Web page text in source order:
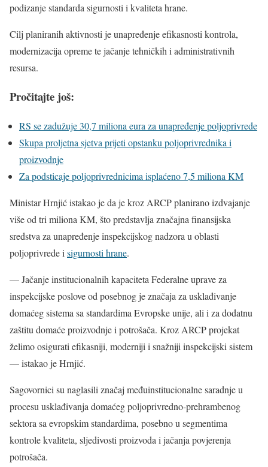
podizanje standarda sigurnosti i kvaliteta hrane.
Cilj planiranih aktivnosti je unapređenje efikasnosti kontrola,
modernizacija opreme te jačanje tehničkih i administrativnih
resursa.
Pročitajte još:
RS se zadužuje 30,7 miliona eura za unapređenje poljoprivrede
Skupa proljetna sjetva prijeti opstanku poljoprivrednika i
proizvodnje
Za podsticaje poljoprivrednicima isplaćeno 7,5 miliona KM
Ministar Hrnjić istakao je da je kroz ARCP planirano izdvajanje
više od tri miliona KM, što predstavlja značajna finansijska
sredstva za unapređenje inspekcijskog nadzora u oblasti
poljoprivrede i sigurnosti hrane.
— Jačanje institucionalnih kapaciteta Federalne uprave za
inspekcijske poslove od posebnog je značaja za usklađivanje
domaćeg sistema sa standardima Evropske unije, ali i za dodatnu
zaštitu domaće proizvodnje i potrošača. Kroz ARCP projekat
želimo osigurati efikasniji, moderniji i snažniji inspekcijski sistem
— istakao je Hrnjić.
Sagovornici su naglasili značaj međuinstitucionalne saradnje u
procesu usklađivanja domaćeg poljoprivredno-prehrambenog
sektora sa evropskim standardima, posebno u segmentima
kontrole kvaliteta, sljedivosti proizvoda i jačanja povjerenja
potrošača.